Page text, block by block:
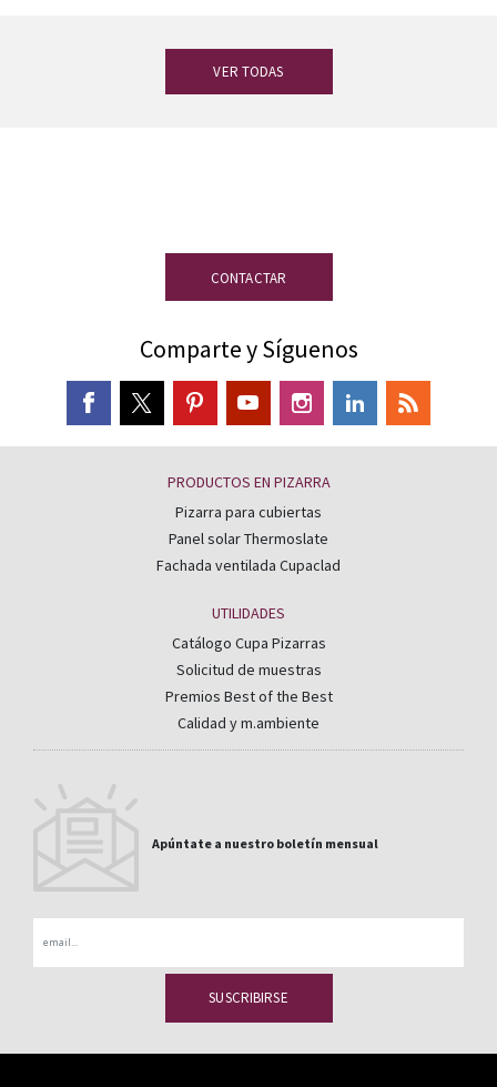
VER TODAS
CONTACTAR
Comparte y Síguenos
PRODUCTOS EN PIZARRA
Pizarra para cubiertas
Panel solar Thermoslate
Fachada ventilada Cupaclad
UTILIDADES
Catálogo Cupa Pizarras
Solicitud de muestras
Premios Best of the Best
Calidad y m.ambiente
Apúntate a nuestro boletín mensual